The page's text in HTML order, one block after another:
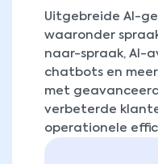
Uitgebreide AI-
waaronder
naar-spraak, AI-
chatbots en
met
verbeterde
operationele